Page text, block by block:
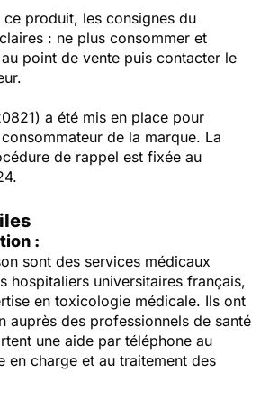
ce produit, les consignes du
: ne plus consommer et
point de vente puis contacter le
a été mis en place pour
de la marque. La
de rappel est fixée au
:
sont des services médicaux
hospitaliers universitaires français,
en toxicologie médicale. Ils ont
auprès des professionnels de santé
une aide par téléphone au
en charge et au traitement des